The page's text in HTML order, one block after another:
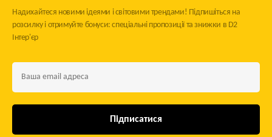
Надихайтеся новими ідеями і світовими трендами! Підпишіться на
розсилку і отримуйте бонуси: спеціальні пропозиції та знижки в D2
Інтер'єр
Підписатися